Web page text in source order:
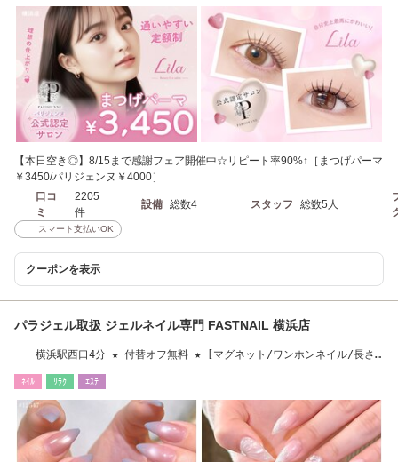
【本日空き◎】8/15まで感謝フェア開催中☆リピート率90%↑［まつげパーマ
￥3450/パリジェンヌ￥4000］
口コ
ミ
2205
件
設備 総数4 スタッフ 総数5人
スマート支払いOK
クーポンを表示
パラジェル取扱 ジェルネイル専門 FASTNAIL 横浜店
横浜駅西口4分 ★ 付替オフ無料 ★ [マグネット/ワンホンネイル/長さ
ﾈｲﾙ ﾘﾗｸ ｴｽﾃ